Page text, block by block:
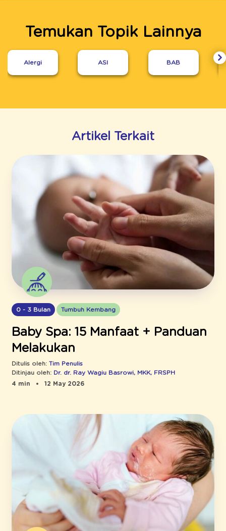
Temukan Topik Lainnya
Alergi ASI BAB
Artikel Terkait
0 - 3 Bulan Tumbuh Kembang
Baby Spa: 15 Manfaat + Panduan
Melakukan
Ditulis oleh: Tim Penulis
Ditinjau oleh: Dr. dr. Ray Wagiu Basrowi, MKK, FRSPH
4 min
12 May 2026